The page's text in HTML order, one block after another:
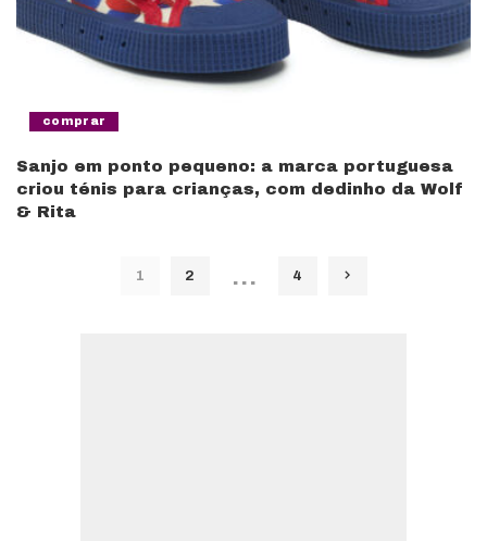
comprar
Sanjo em ponto pequeno: a marca portuguesa
criou ténis para crianças, com dedinho da Wolf
& Rita
1 2 … 4